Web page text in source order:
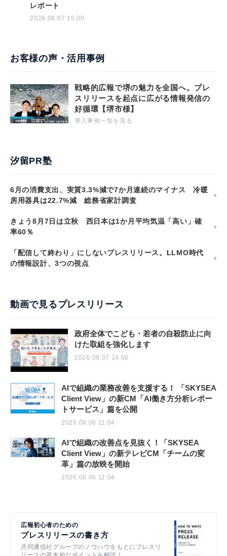
レポート
2026.08.07 15:00
お客様の声・活用事例
戦略的広報で堺の魅力を全国へ。プレ
スリリースを起点に広がる情報発信の
好循環【堺市様】
導入事例一覧を見る
汐留PR塾
6月の消費支出、実質3.3%減で7か月連続のマイナス 冷暖
房用器具は22.7%減 総務省家計調査
きょう8月7日は立秋 西日本は1か月平均気温「高い」確
率60％
「配信して終わり」にしないプレスリリース。LLMO時代
の情報設計、3つの視点
動画で見るプレスリリース
政府全体でこども・若者の自殺防止に向
けた取組を強化します
2026.08.07 14:00
AIで組織の業務改善を支援する！ 「SKYSEA
Client View」の新CM「AI働き方分析レポー
トサービス」篇を公開
2026.08.06 11:04
AIで組織の改善点を見抜く！「SKYSEA
Client View」の新テレビCM「チームの変
革」篇の放映を開始
2026.08.06 11:04
広報初心者のための
プレスリリースの書き方
共同通信社グループのノウハウをもとにプレスリ